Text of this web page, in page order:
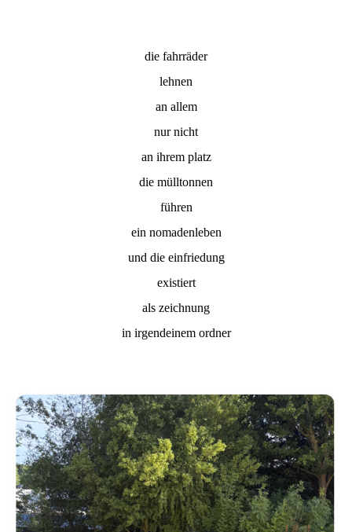
die fahrräder
lehnen
an allem
nur nicht
an ihrem platz
die mülltonnen
führen
ein nomadenleben
und die einfriedung
existiert
als zeichnung
in irgendeinem ordner